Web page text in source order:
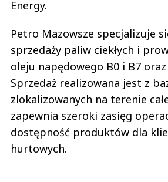
Energy.
Petro Mazowsze specjalizuje
sprzedaży paliw ciekłych i
oleju napędowego B0 i B7
Sprzedaż realizowana jest z
zlokalizowanych na terenie
zapewnia szeroki zasięg
dostępność produktów dla
hurtowych.